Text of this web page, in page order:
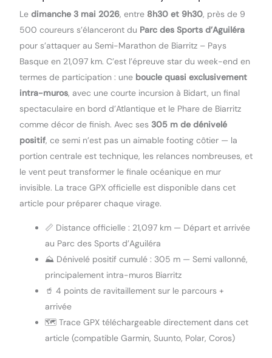
Le dimanche 3 mai 2026, entre 8h30 et 9h30, près de 9
500 coureurs s’élanceront du Parc des Sports d’Aguiléra
pour s’attaquer au Semi-Marathon de Biarritz – Pays
Basque en 21,097 km. C’est l’épreuve star du week-end en
termes de participation : une boucle quasi exclusivement
intra-muros, avec une courte incursion à Bidart, un final
spectaculaire en bord d’Atlantique et le Phare de Biarritz
comme décor de finish. Avec ses 305 m de dénivelé
positif, ce semi n’est pas un aimable footing côtier — la
portion centrale est technique, les relances nombreuses, et
le vent peut transformer le finale océanique en mur
invisible. La trace GPX officielle est disponible dans cet
article pour préparer chaque virage.
📏 Distance officielle : 21,097 km — Départ et arrivée
au Parc des Sports d’Aguiléra
⛰️ Dénivelé positif cumulé : 305 m — Semi vallonné,
principalement intra-muros Biarritz
🥤 4 points de ravitaillement sur le parcours +
arrivée
🗺️ Trace GPX téléchargeable directement dans cet
article (compatible Garmin, Suunto, Polar, Coros)